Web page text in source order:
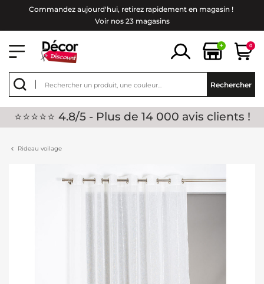
Commandez aujourd'hui, retirez rapidement en magasin !
Voir nos 23 magasins
+ 0
Rechercher
⭐⭐⭐⭐⭐ 4.8/5 - Plus de 14 000 avis clients !
Rideau voilage